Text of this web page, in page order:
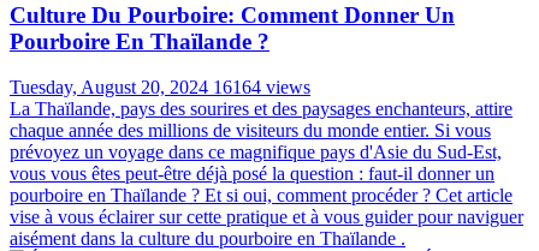
Culture Du Pourboire: Comment Donner Un
Pourboire En Thaïlande ?
Tuesday, August 20, 2024 16164 views
La Thaïlande, pays des sourires et des paysages enchanteurs, attire
chaque année des millions de visiteurs du monde entier. Si vous
prévoyez un voyage dans ce magnifique pays d'Asie du Sud-Est,
vous vous êtes peut-être déjà posé la question : faut-il donner un
pourboire en Thaïlande ? Et si oui, comment procéder ? Cet article
vise à vous éclairer sur cette pratique et à vous guider pour naviguer
aisément dans la culture du pourboire en Thaïlande .